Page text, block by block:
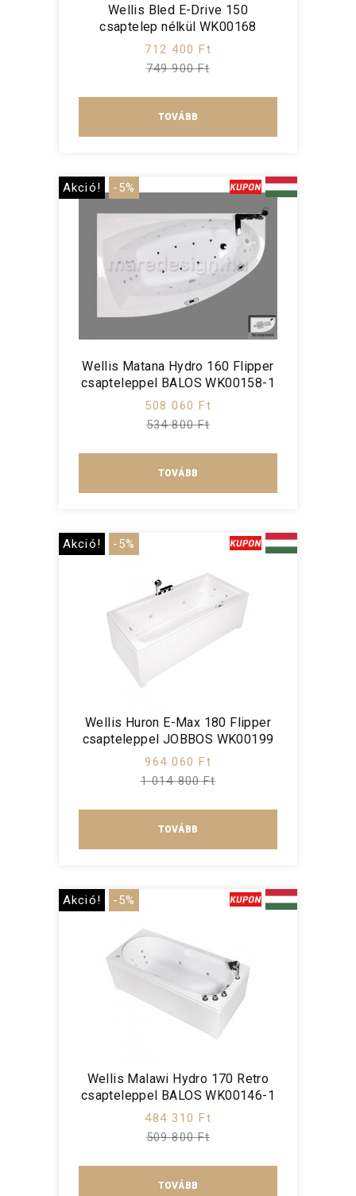
Wellis Bled E-Drive 150
csaptelep nélkül WK00168
712 400 Ft
749 900 Ft
TOVÁBB
Akció! -5%
Wellis Matana Hydro 160 Flipper
csapteleppel BALOS WK00158-1
508 060 Ft
534 800 Ft
TOVÁBB
Akció! -5%
Wellis Huron E-Max 180 Flipper
csapteleppel JOBBOS WK00199
964 060 Ft
1 014 800 Ft
TOVÁBB
Akció! -5%
Wellis Malawi Hydro 170 Retro
csapteleppel BALOS WK00146-1
484 310 Ft
509 800 Ft
TOVÁBB